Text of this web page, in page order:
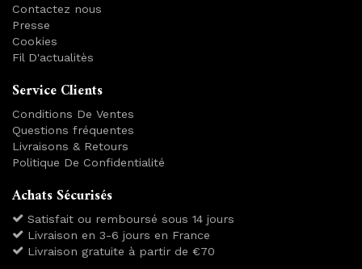
Contactez nous
Presse
Cookies
Fil D'actualitès
Service Clients
Conditions De Ventes
Questions fréquentes
Livraisons & Retours
Politique De Confidentialité
Achats Sécurisés
Satisfait ou remboursé sous 14 jours
Livraison en 3-6 jours en France
Livraison gratuite à partir de €70